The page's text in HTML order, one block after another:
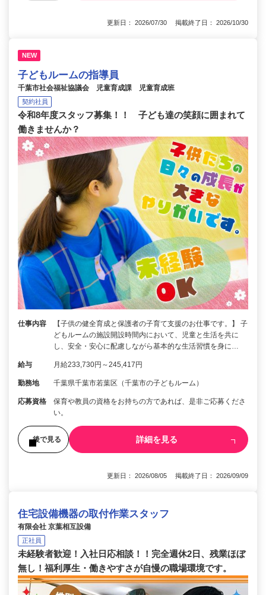
更新日： 2026/07/30 掲載終了日： 2026/10/30
NEW
子どもルームの指導員
千葉市社会福祉協議会 児童育成課 児童育成班
契約社員
令和8年度スタッフ募集！！ 子ども達の笑顔に囲まれて
働きませんか？
仕事内容
【子供の健全育成と保護者の子育て支援のお仕事です。】 子
どもルームの施設開設時間内において、児童と生活を共に
し、安全・安心に配慮しながら基本的な生活習慣を身に…
給与 月給233,730円～245,417円
勤務地 千葉県千葉市若葉区（千葉市の子どもルーム）
応募資格
保育や教員の資格をお持ちの方であれば、是非ご応募くださ
い。
後で見る 詳細を見る
更新日： 2026/08/05 掲載終了日： 2026/09/09
住宅設備機器の取付作業スタッフ
有限会社 京葉相互設備
正社員
未経験者歓迎！入社日応相談！！完全週休2日、残業ほぼ
無し！福利厚生・働きやすさが自慢の職場環境です。